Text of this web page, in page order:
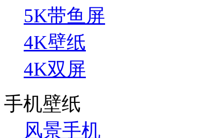
5K带鱼屏
4K壁纸
4K双屏
手机壁纸
风景手机